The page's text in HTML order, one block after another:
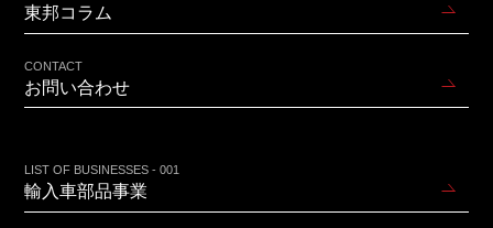
東邦コラム
CONTACT
お問い合わせ
LIST OF BUSINESSES - 001
輸入車部品事業